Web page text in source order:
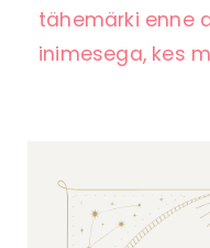
tähemärki enne
inimesega, kes